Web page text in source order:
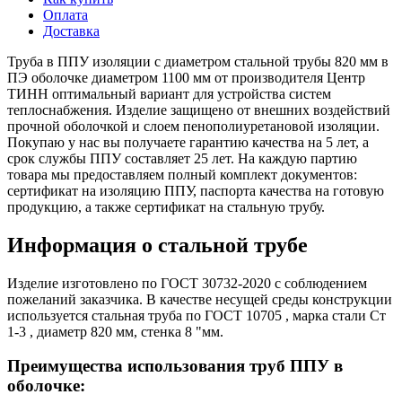
Оплата
Доставка
Труба в ППУ изоляции с диаметром стальной трубы 820 мм в
ПЭ оболочке диаметром 1100 мм от производителя Центр
ТИНН оптимальный вариант для устройства систем
теплоснабжения. Изделие защищено от внешних воздействий
прочной оболочкой и слоем пенополиуретановой изоляции.
Покупаю у нас вы получаете гарантию качества на 5 лет, а
срок службы ППУ составляет 25 лет. На каждую партию
товара мы предоставляем полный комплект документов:
сертификат на изоляцию ППУ, паспорта качества на готовую
продукцию, а также сертификат на стальную трубу.
Информация о стальной трубе
Изделие изготовлено по ГОСТ 30732-2020 с соблюдением
пожеланий заказчика. В качестве несущей среды конструкции
используется стальная труба по ГОСТ 10705 , марка стали Ст
1-3 , диаметр 820 мм, стенка 8 "мм.
Преимущества использования труб ППУ в
оболочке: